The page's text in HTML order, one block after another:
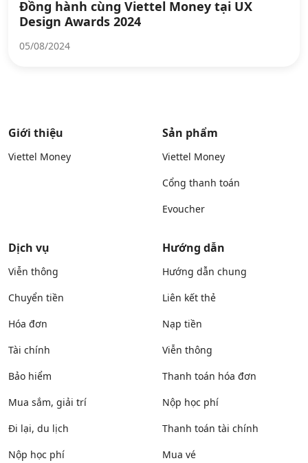
Đồng hành cùng Viettel Money tại UX
Design Awards 2024
05/08/2024
Giới thiệu
Viettel Money
Sản phẩm
Viettel Money
Cổng thanh toán
Evoucher
Dịch vụ
Viễn thông
Chuyển tiền
Hóa đơn
Tài chính
Bảo hiểm
Mua sắm, giải trí
Đi lại, du lịch
Nộp học phí
Hướng dẫn
Hướng dẫn chung
Liên kết thẻ
Nạp tiền
Viễn thông
Thanh toán hóa đơn
Nộp học phí
Thanh toán tài chính
Mua vé